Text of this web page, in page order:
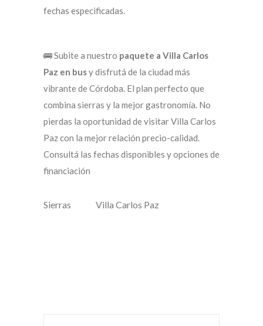
fechas especificadas.
🚌 Subite a nuestro paquete a Villa Carlos
Paz en busy disfrutá de la ciudad más
vibrante de Córdoba. El plan perfecto que
combina sierras y la mejor gastronomía. No
pierdas la oportunidad de visitar Villa Carlos
Paz con la mejor relación precio-calidad.
Consultá las fechas disponibles y opciones de
financiación
Sierras Villa Carlos Paz